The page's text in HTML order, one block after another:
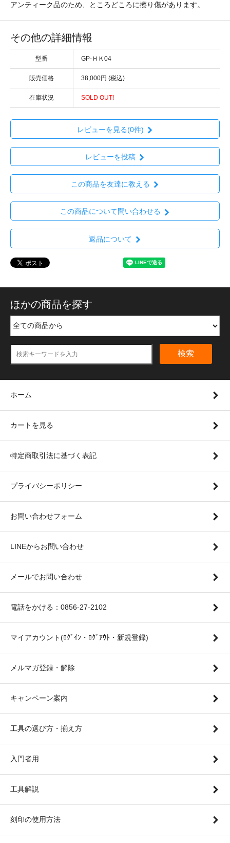
アンティーク品のため、ところどころに擦り傷があります。
その他の詳細情報
型番 GP-ＨＫ04
販売価格 38,000円 (税込)
在庫状況 SOLD OUT!
レビューを見る(0件)
レビューを投稿
この商品を友達に教える
この商品について問い合わせる
返品について
ほかの商品を探す
検索
ホーム
カートを見る
特定商取引法に基づく表記
プライバシーポリシー
お問い合わせフォーム
LINEからお問い合わせ
メールでお問い合わせ
電話をかける：0856-27-2102
マイアカウント(ﾛｸﾞｲﾝ・ﾛｸﾞｱｳﾄ・新規登録)
メルマガ登録・解除
キャンペーン案内
工具の選び方・揃え方
入門者用
工具解説
刻印の使用方法